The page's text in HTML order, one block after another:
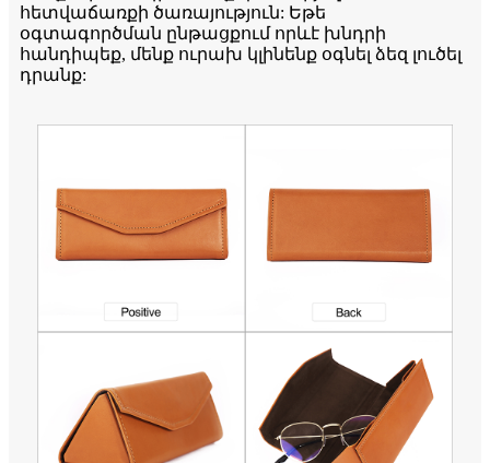
հետվաճառքի ծառայություն: Եթե ​​
օգտագործման ընթացքում որևէ խնդրի
հանդիպեք, մենք ուրախ կլինենք օգնել ձեզ լուծել
դրանք: